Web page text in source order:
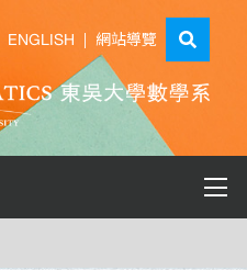
ENGLISH | 網站導覽